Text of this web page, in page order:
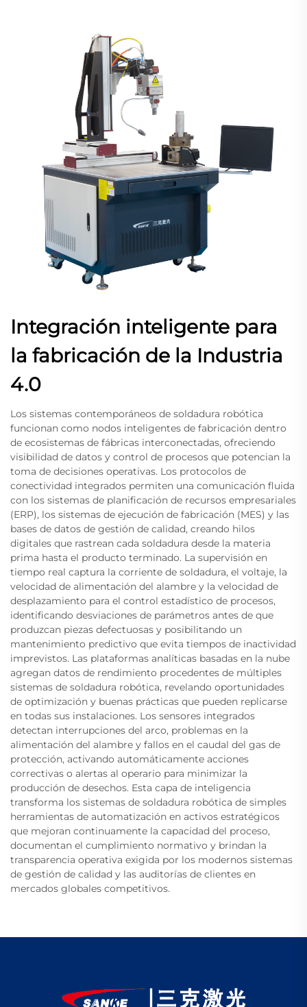
Integración inteligente para
la fabricación de la Industria
4.0
Los sistemas contemporáneos de soldadura robótica
funcionan como nodos inteligentes de fabricación dentro
de ecosistemas de fábricas interconectadas, ofreciendo
visibilidad de datos y control de procesos que potencian la
toma de decisiones operativas. Los protocolos de
conectividad integrados permiten una comunicación fluida
con los sistemas de planificación de recursos empresariales
(ERP), los sistemas de ejecución de fabricación (MES) y las
bases de datos de gestión de calidad, creando hilos
digitales que rastrean cada soldadura desde la materia
prima hasta el producto terminado. La supervisión en
tiempo real captura la corriente de soldadura, el voltaje, la
velocidad de alimentación del alambre y la velocidad de
desplazamiento para el control estadístico de procesos,
identificando desviaciones de parámetros antes de que
produzcan piezas defectuosas y posibilitando un
mantenimiento predictivo que evita tiempos de inactividad
imprevistos. Las plataformas analíticas basadas en la nube
agregan datos de rendimiento procedentes de múltiples
sistemas de soldadura robótica, revelando oportunidades
de optimización y buenas prácticas que pueden replicarse
en todas sus instalaciones. Los sensores integrados
detectan interrupciones del arco, problemas en la
alimentación del alambre y fallos en el caudal del gas de
protección, activando automáticamente acciones
correctivas o alertas al operario para minimizar la
producción de desechos. Esta capa de inteligencia
transforma los sistemas de soldadura robótica de simples
herramientas de automatización en activos estratégicos
que mejoran continuamente la capacidad del proceso,
documentan el cumplimiento normativo y brindan la
transparencia operativa exigida por los modernos sistemas
de gestión de calidad y las auditorías de clientes en
mercados globales competitivos.